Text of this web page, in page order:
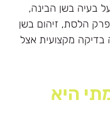
בעיה בשן הבינה,
הלסת, זיהום בשן
בדיקה מקצועית אצל
היא